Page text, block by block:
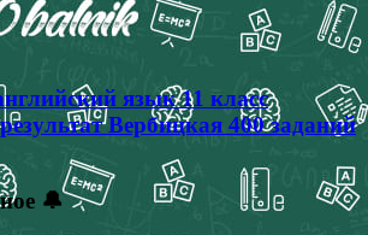
язык 11 класс
Вербицкая 400 заданий
🔔